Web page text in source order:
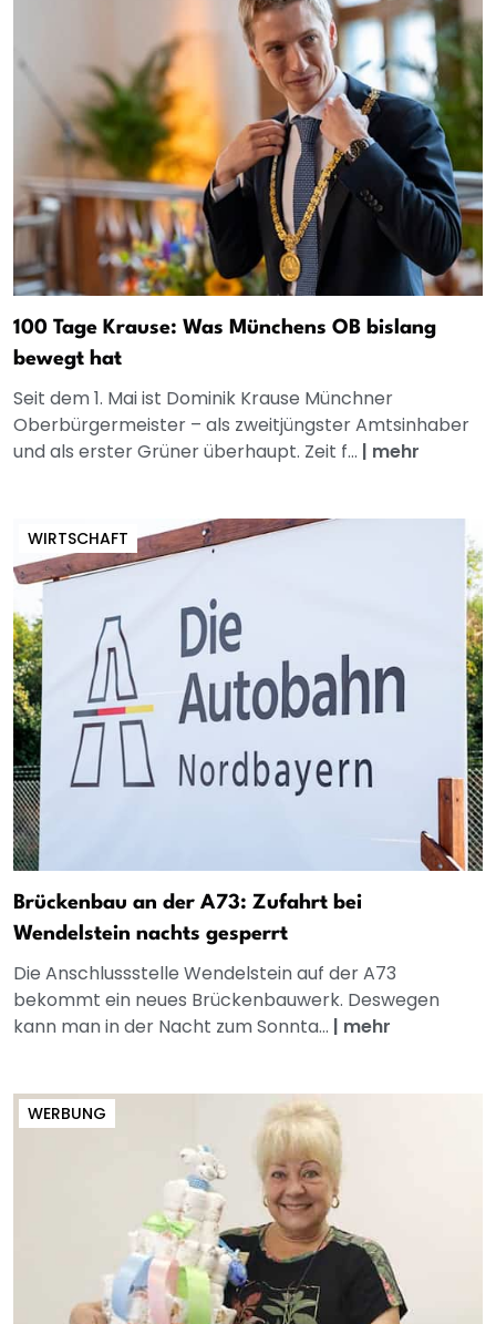
100 Tage Krause: Was Münchens OB bislang
bewegt hat
Seit dem 1. Mai ist Dominik Krause Münchner
Oberbürgermeister – als zweitjüngster Amtsinhaber
und als erster Grüner überhaupt. Zeit f... | mehr
WIRTSCHAFT
Brückenbau an der A73: Zufahrt bei
Wendelstein nachts gesperrt
Die Anschlussstelle Wendelstein auf der A73
bekommt ein neues Brückenbauwerk. Deswegen
kann man in der Nacht zum Sonnta... | mehr
WERBUNG